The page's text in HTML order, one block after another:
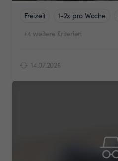
Freizeit 1-2x pro Woche
+4 weitere Kriterien
14.07.2026